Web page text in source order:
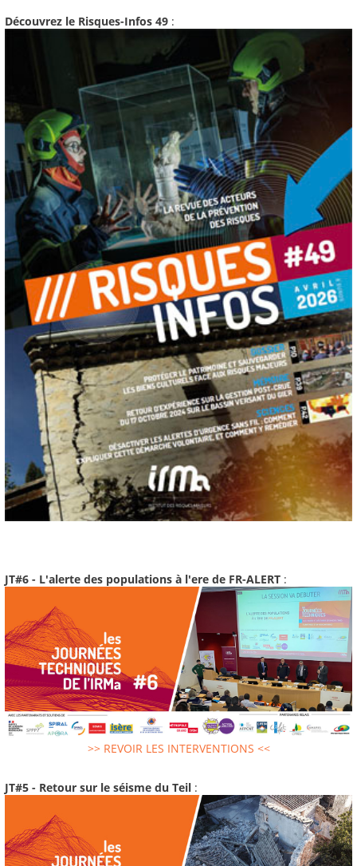
Découvrez le Risques-Infos 49 :
JT#6 - L'alerte des populations à l'ere de FR-ALERT :
>> REVOIR LES INTERVENTIONS <<
JT#5 - Retour sur le séisme du Teil :